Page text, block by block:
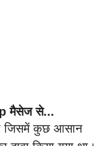
मैसेज से...
जिसमें कुछ आसान